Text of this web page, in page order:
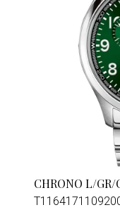
CHRONO L/GR/